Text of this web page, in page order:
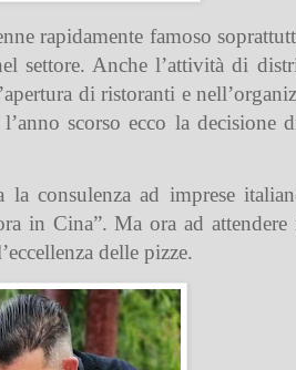
rapidamente famoso
settore. Anche l’attività di
di ristoranti e
scorso ecco la decisione
consulenza ad imprese
in Cina”. Ma ora ad attendere
delle pizze.